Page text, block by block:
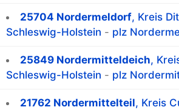
25704 Nordermeldorf, Kreis
Schleswig-Holstein - plz
25849 Nordermitteldeich,
Schleswig-Holstein - plz
21762 Nordermittelteil, Kreis